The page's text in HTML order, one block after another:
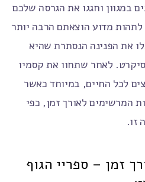
במגוון וחגגו את הגרסה שלכם
לתהות מדוע הוצאתם הרבה יותר
את הפנינה הנסתרת שהיא
לאחר שתחוו את קסמיו
לכל החיים, במיוחד כאשר
המרשימים לאורך זמן, כפי
זו.
זמן – ספריי הגוף